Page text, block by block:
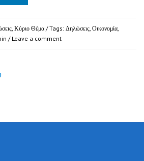
, Κύριο Θέμα / Tags: Δηλώσεις, Οικονομία,
/ Leave a comment